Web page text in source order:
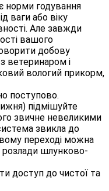
норми годування
ваги або віку
Але завжди
вашого
добову
ветеринаром і
вологий прикорм,
поступово.
підмішуйте
звичне невеликими
звикла до
переході можна
розлади шлунково-
доступ до чистої та